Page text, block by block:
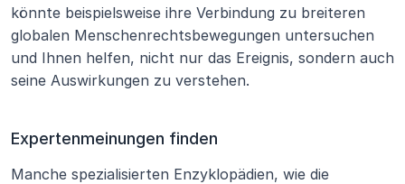
könnte beispielsweise ihre Verbindung zu breiteren
globalen Menschenrechtsbewegungen untersuchen
und Ihnen helfen, nicht nur das Ereignis, sondern auch
seine Auswirkungen zu verstehen.
Expertenmeinungen finden
Manche spezialisierten Enzyklopädien, wie die